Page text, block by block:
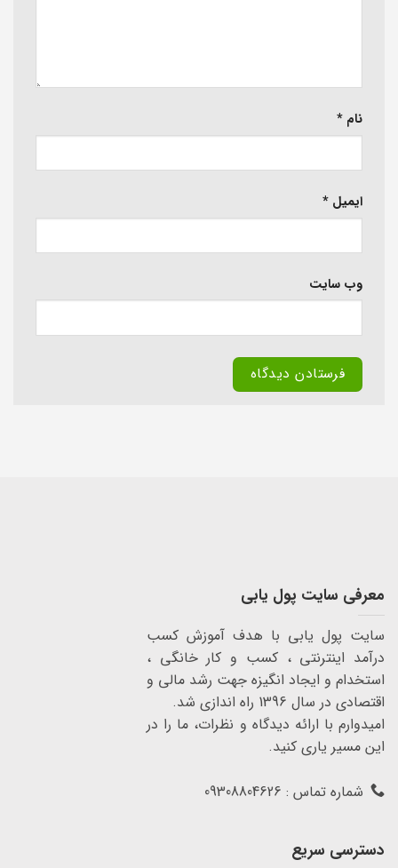
نام *
ایمیل *
وب‌ سایت
معرفی سایت پول یابی
سایت پول یابی با هدف آموزش کسب
درآمد اینترنتی ، کسب و کار خانگی ،
استخدام و ایجاد انگیزه جهت رشد مالی و
اقتصادی در سال 1396 راه اندازی شد.
امیدوارم با ارائه دیدگاه و نظرات، ما را در
این مسیر یاری کنید.
شماره تماس : 09308804626
دسترسی سریع